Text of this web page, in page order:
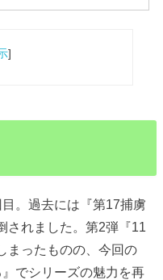
]
。過去には『第17捕虜
されました。第2弾『11
まったものの、今回の
でシリーズの魅力を再